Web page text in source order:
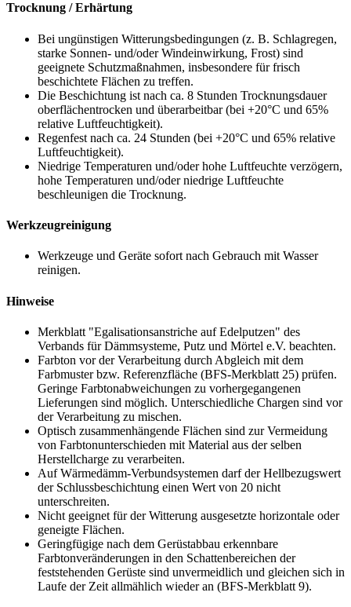
Trocknung / Erhärtung
Bei ungünstigen Witterungsbedingungen (z. B. Schlagregen,
starke Sonnen- und/oder Windeinwirkung, Frost) sind
geeignete Schutzmaßnahmen, insbesondere für frisch
beschichtete Flächen zu treffen.
Die Beschichtung ist nach ca. 8 Stunden Trocknungsdauer
oberflächentrocken und überarbeitbar (bei +20°C und 65%
relative Luftfeuchtigkeit).
Regenfest nach ca. 24 Stunden (bei +20°C und 65% relative
Luftfeuchtigkeit).
Niedrige Temperaturen und/oder hohe Luftfeuchte verzögern,
hohe Temperaturen und/oder niedrige Luftfeuchte
beschleunigen die Trocknung.
Werkzeugreinigung
Werkzeuge und Geräte sofort nach Gebrauch mit Wasser
reinigen.
Hinweise
Merkblatt "Egalisationsanstriche auf Edelputzen" des
Verbands für Dämmsysteme, Putz und Mörtel e.V. beachten.
Farbton vor der Verarbeitung durch Abgleich mit dem
Farbmuster bzw. Referenzfläche (BFS-Merkblatt 25) prüfen.
Geringe Farbtonabweichungen zu vorhergegangenen
Lieferungen sind möglich. Unterschiedliche Chargen sind vor
der Verarbeitung zu mischen.
Optisch zusammenhängende Flächen sind zur Vermeidung
von Farbtonunterschieden mit Material aus der selben
Herstellcharge zu verarbeiten.
Auf Wärmedämm-Verbundsystemen darf der Hellbezugswert
der Schlussbeschichtung einen Wert von 20 nicht
unterschreiten.
Nicht geeignet für der Witterung ausgesetzte horizontale oder
geneigte Flächen.
Geringfügige nach dem Gerüstabbau erkennbare
Farbtonveränderungen in den Schattenbereichen der
feststehenden Gerüste sind unvermeidlich und gleichen sich in
Laufe der Zeit allmählich wieder an (BFS-Merkblatt 9).